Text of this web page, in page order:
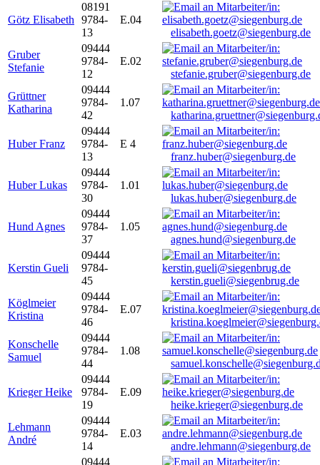
Götz Elisabeth
08191
9784-
13
E.04
elisabeth.goetz@siegenburg.de
Gruber
Stefanie
09444
9784-
12
E.02
stefanie.gruber@siegenburg.de
Grüttner
Katharina
09444
9784-
42
1.07
Huber Franz
09444
9784-
13
E 4
franz.huber@siegenburg.de
Huber Lukas
09444
9784-
30
1.01
lukas.huber@siegenburg.de
Hund Agnes
09444
9784-
37
1.05
agnes.hund@siegenburg.de
Kerstin Gueli
09444
9784-
45
kerstin.gueli@siegenbrug.de
Köglmeier
Kristina
09444
9784-
46
E.07
Konschelle
Samuel
09444
9784-
44
1.08
Krieger Heike
09444
9784-
19
E.09
heike.krieger@siegenburg.de
Lehmann
André
09444
9784-
14
E.03
andre.lehmann@siegenburg.de
09444